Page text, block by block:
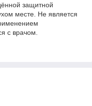
защитной
месте. Не является
с врачом.